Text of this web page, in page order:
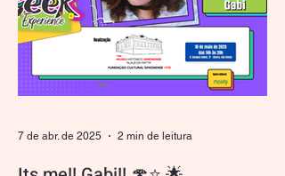
7 de abr. de 2025 2 min de leitura